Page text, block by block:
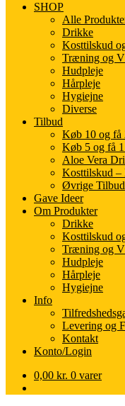
SHOP
Alle
Drikke
Kosttilskud
Træning og
Hudpleje
Hårpleje
Hygiejne
Diverse
Tilbud
Køb 10 og få
Køb 5 og få
Aloe Vera
Kosttilskud –
Øvrige Tilbud
Gave Ideer
Om Produkter
Drikke
Kosttilskud
Træning og
Hudpleje
Hårpleje
Hygiejne
Info
Levering og
Kontakt
Konto/Login
0,00 kr. 0 varer